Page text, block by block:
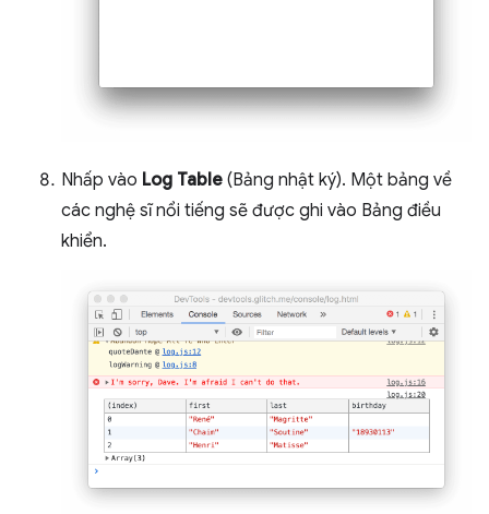
Nhấp vào Log Table (Bảng nhật ký). Một bảng về
các nghệ sĩ nổi tiếng sẽ được ghi vào Bảng điều
khiển.